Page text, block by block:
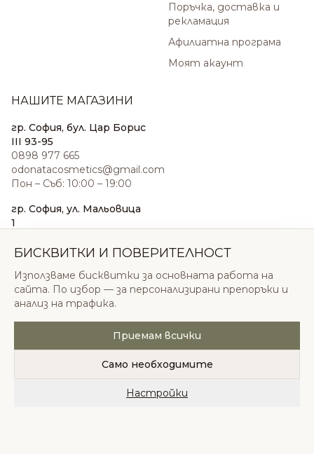
Поръчка, доставка и
рекламация
Афилиатна програма
Моят акаунт
НАШИТЕ МАГАЗИНИ
гр. София, бул. Цар Борис
III 93-95
0898 977 665
odonatacosmetics@gmail.com
Пон – Съб: 10:00 – 19:00
гр. София, ул. Мальовица
1
sales@odonatacosmetics.com
Нед: 11:00 – 18:00
© 2026 Одоната Козметикс ООД. Всички права
запазени.
Политика за поверителностОбщи условия
БИСКВИТКИ И ПОВЕРИТЕЛНОСТ
Използваме бисквитки за основната работа на
сайта. По избор — за персонализирани препоръки и
анализ на трафика.
Приемам всички
Само необходимите
Настройки